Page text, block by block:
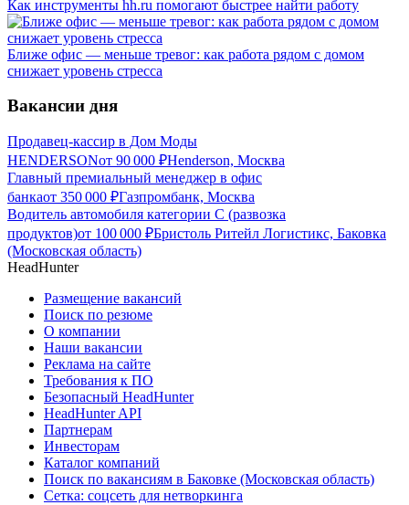
Как инструменты hh.ru помогают быстрее найти работу
Ближе офис — меньше тревог: как работа рядом с домом
снижает уровень стресса
Вакансии дня
Продавец-кассир в Дом Моды
HENDERSONот 90 000 ₽Henderson, Москва
Главный премиальный менеджер в офис
банкаот 350 000 ₽Газпромбанк, Москва
Водитель автомобиля категории C (развозка
продуктов)от 100 000 ₽Бристоль Ритейл Логистикс, Баковка
(Московская область)
HeadHunter
Размещение вакансий
Поиск по резюме
О компании
Наши вакансии
Реклама на сайте
Требования к ПО
Безопасный HeadHunter
HeadHunter API
Партнерам
Инвесторам
Каталог компаний
Поиск по вакансиям в Баковке (Московская область)
Сетка: соцсеть для нетворкинга